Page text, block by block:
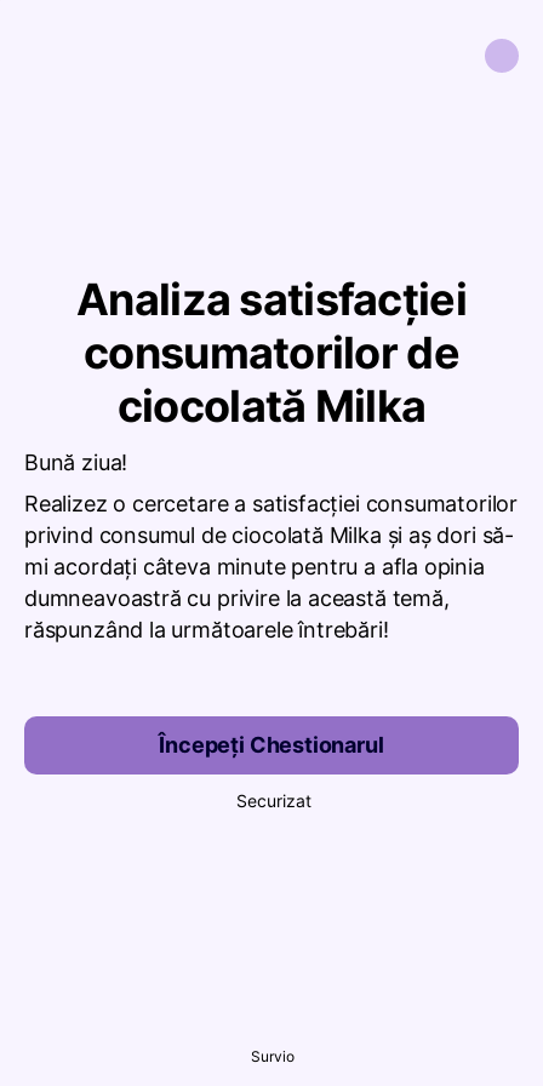
Analiza satisfacţiei
consumatorilor de
ciocolată Milka
Bună ziua!
Realizez o cercetare a satisfacţiei consumatorilor
privind consumul de ciocolată Milka şi aş dori să-
mi acordaţi câteva minute pentru a afla opinia
dumneavoastră cu privire la această temă,
răspunzând la următoarele întrebări!
Începeți Chestionarul
Securizat
Survio